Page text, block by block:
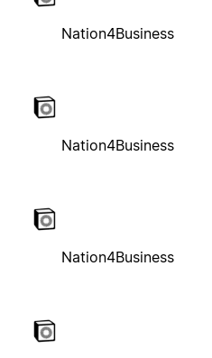
Nation4Business
Nation4Business
Nation4Business